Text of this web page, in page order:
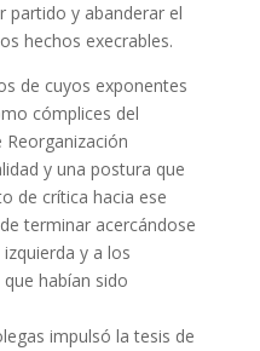
partido y abanderar el
hechos execrables.
de cuyos exponentes
cómplices del
y una postura que
de crítica hacia ese
terminar acercándose
y a los
habían sido
impulsó la tesis de